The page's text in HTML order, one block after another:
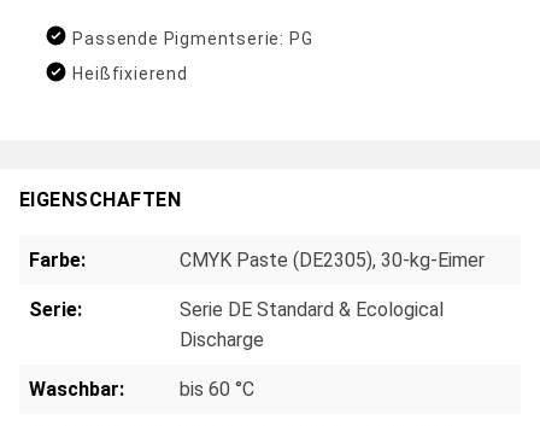
Passende Pigmentserie: PG
Heißfixierend
EIGENSCHAFTEN
Farbe: CMYK Paste (DE2305), 30-kg-Eimer
Serie:
Serie DE Standard & Ecological
Discharge
Waschbar: bis 60 °C